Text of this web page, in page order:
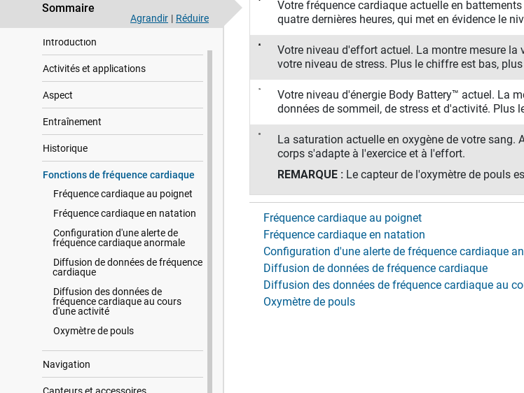
Sommaire
Agrandir | Réduire
Introduction
Activités et applications
Aspect
Entraînement
Historique
Fonctions de fréquence cardiaque
Fréquence cardiaque au poignet
Fréquence cardiaque en natation
Configuration d'une alerte de
fréquence cardiaque anormale
Diffusion de données de fréquence
cardiaque
Diffusion des données de
fréquence cardiaque au cours
d'une activité
Oxymètre de pouls
Navigation
Votre fréquence cardiaque actuelle en
quatre dernières heures, qui met en évidence le
Votre niveau d'effort actuel. La montre mesure
votre niveau de stress. Plus le chiffre est bas,
Votre niveau d'énergie Body Battery™ actuel. La
données de sommeil, de stress et d'activité. Plus
La saturation actuelle en oxygène de votre
corps s'adapte à l'exercice et à l'effort.
REMARQUE : Le capteur de l'oxymètre de pouls
Fréquence cardiaque au poignet
Fréquence cardiaque en natation
Configuration d'une alerte de fréquence cardiaque
Diffusion de données de fréquence cardiaque
Diffusion des données de fréquence cardiaque au
Oxymètre de pouls